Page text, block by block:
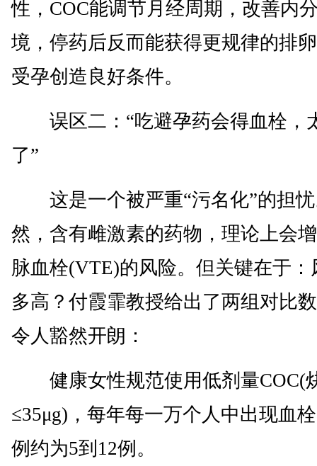
性，COC能调节月经周期，改善内
境，停药后反而能获得更规律的排
受孕创造良好条件。
误区二：“吃避孕药会得血栓，
了”
这是一个被严重“污名化”的担忧
然，含有雌激素的药物，理论上会
脉血栓(VTE)的风险。但关键在于：
多高？付霞霏教授给出了两组对比
令人豁然开朗：
健康女性规范使用低剂量COC(
≤35μg)，每年每一万个人中出现血
例约为5到12例。